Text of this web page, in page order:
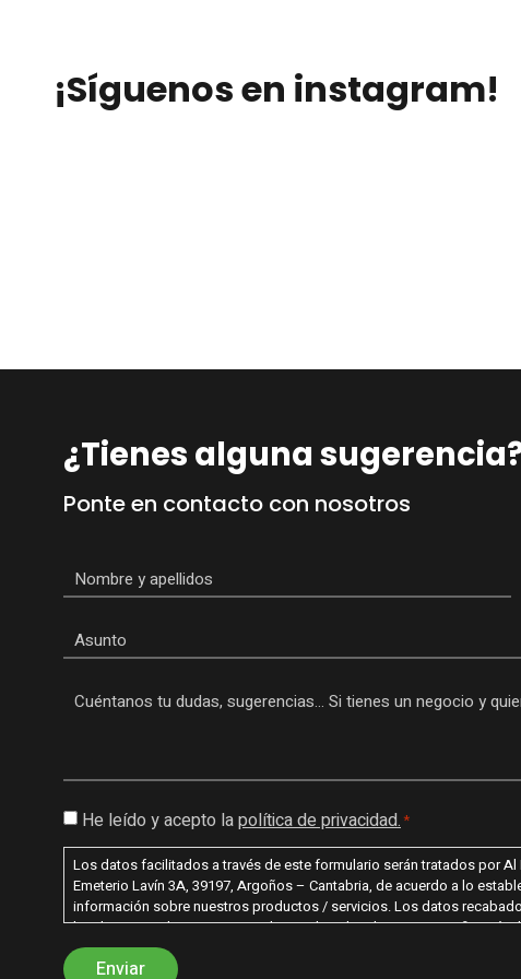
¡Síguenos en instagram!
¿Tienes alguna
Ponte en contacto con nosotros
*
Consentimiento
*
He leído y acepto lapolítica de privacidad.*
Los datos facilitados a través de este formulario serán tratados por
Emeterio Lavín 3A, 39197, Argoños – Cantabria, de acuerdo a lo
información sobre nuestros productos / servicios. Los datos
legal. Le recordamos que usted tiene derecho al acceso,
tratamiento de sus datos dirigiendo su petición a la dirección postal
puede dirigirse a nosotros para cualquier aclaración adicional. En